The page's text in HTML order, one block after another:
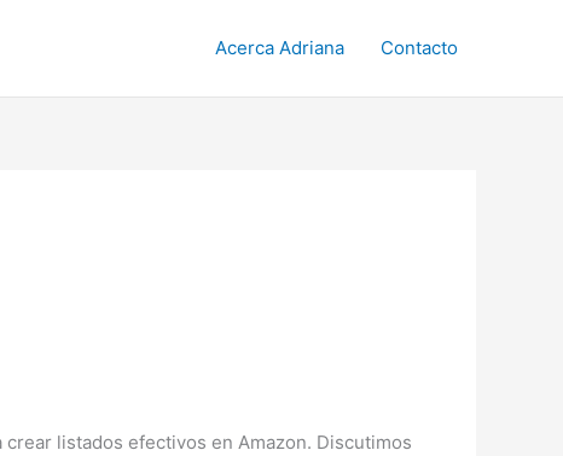
Acerca Adriana Contacto
listados efectivos en Amazon. Discutimos